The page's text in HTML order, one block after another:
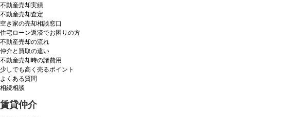
不動産売却実績
不動産売却査定
空き家の売却相談窓口
住宅ローン返済でお困りの方
不動産売却の流れ
仲介と買取の違い
不動産売却時の諸費用
少しでも高く売るポイント
よくある質問
相続相談
賃貸仲介